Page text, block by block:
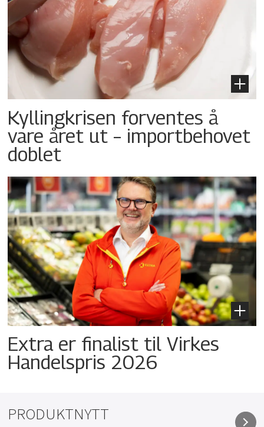
Kyllingkrisen forventes å
vare året ut – importbehovet
doblet
Extra er finalist til Virkes
Handelspris 2026
PRODUKTNYTT